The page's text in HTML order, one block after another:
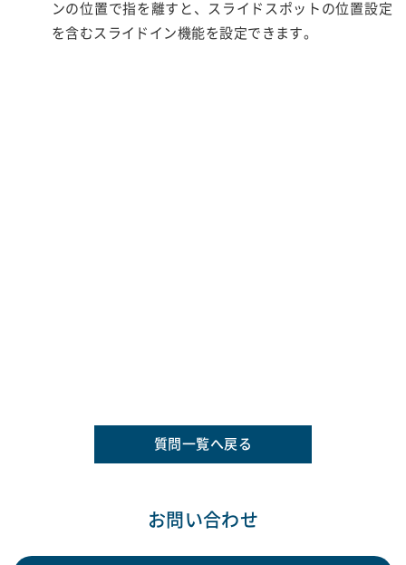
ンの位置で指を離すと、スライドスポットの位置設定
を含むスライドイン機能を設定できます。
質問一覧へ戻る
お問い合わせ